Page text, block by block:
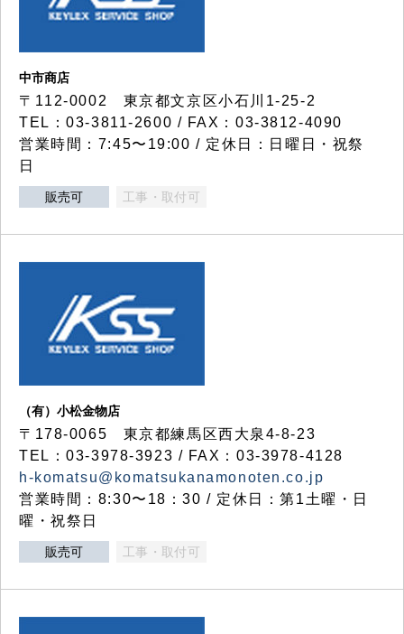
中市商店
〒112-0002 東京都文京区小石川1-25-2
TEL：03-3811-2600 / FAX：03-3812-4090
営業時間：7:45〜19:00 / 定休日：日曜日・祝祭
日
販売可 工事・取付可
（有）小松金物店
〒178-0065 東京都練馬区西大泉4-8-23
TEL：03-3978-3923 / FAX：03-3978-4128
h-komatsu@komatsukanamonoten.co.jp
営業時間：8:30〜18：30 / 定休日：第1土曜・日
曜・祝祭日
販売可 工事・取付可